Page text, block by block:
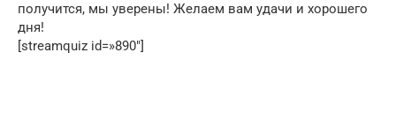
получится, мы уверены! Желаем вам удачи и хорошего
дня!
[streamquiz id=»890″]